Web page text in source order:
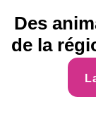
Des
de la